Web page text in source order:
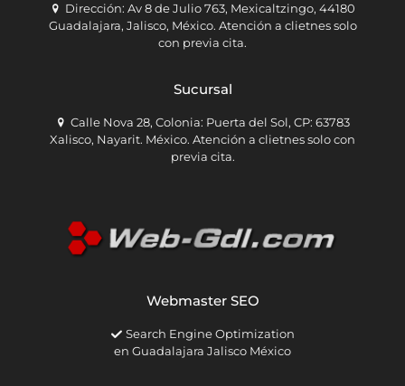
Dirección: Av 8 de Julio 763, Mexicaltzingo, 44180
Guadalajara, Jalisco, México. Atención a clietnes solo
con previa cita.
Sucursal
Calle Nova 28, Colonia: Puerta del Sol, CP: 63783
Xalisco, Nayarit. México. Atención a clietnes solo con
previa cita.
Webmaster SEO
Search Engine Optimization
en Guadalajara Jalisco México